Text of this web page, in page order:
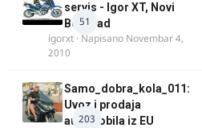
51
servis - Igor XT, Novi
Beograd
igorxt · Napisano Novembar 4,
2010
203
Samo_dobra_kola_011:
Uvoz i prodaja
automobila iz EU